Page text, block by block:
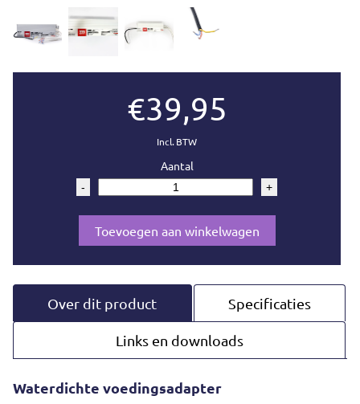
€39,95
Incl. BTW
Aantal
- +
Toevoegen aan winkelwagen
Over dit product Specificaties
Links en downloads
Waterdichte voedingsadapter